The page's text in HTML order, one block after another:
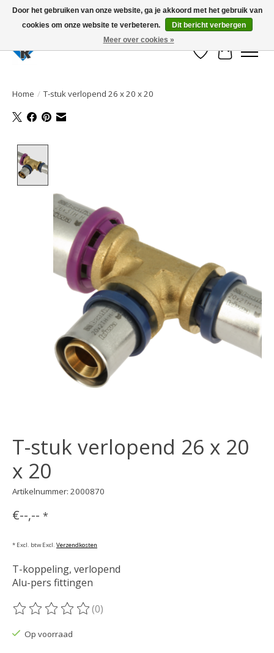
Large selection of products and fast shipping!
Verlanglijst
Home / T-stuk verlopend 26 x 20 x 20
T-stuk verlopend 26 x 20
x 20
Artikelnummer: 2000870
€--,-- *
* Excl. btw Excl. Verzendkosten
T-koppeling, verlopend
Alu-pers fittingen
De beoordeling van dit product is
(0)
Op voorraad
Door het gebruiken van onze website, ga je akkoord met het gebruik van
cookies om onze website te verbeteren.
Dit bericht verbergen
Meer over cookies »